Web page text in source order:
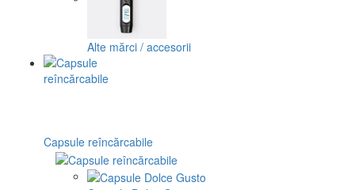
Alte mărci / accesorii
Capsule reîncărcabile